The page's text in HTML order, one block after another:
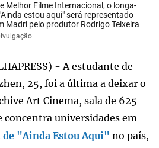
Melhor Filme Internacional, o longa-
estou aqui" será representado
Madri pelo produtor Rodrigo Teixeira
- A estudante de
25, foi a última a deixar o
Art Cinema, sala de 625
concentra universidades em
de "Ainda Estou Aqui" no país,